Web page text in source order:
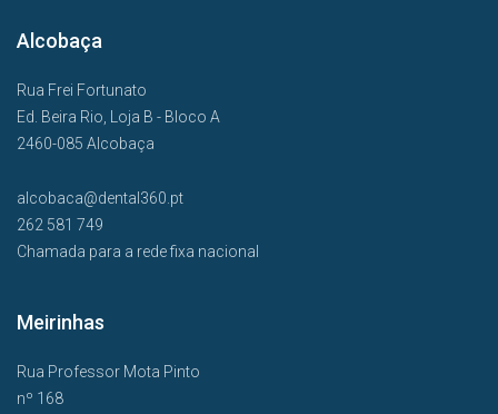
Alcobaça
Rua Frei Fortunato
Ed. Beira Rio, Loja B - Bloco A
2460-085 Alcobaça
alcobaca@dental360.pt
262 581 749
Chamada para a rede fixa nacional
Meirinhas
Rua Professor Mota Pinto
nº 168